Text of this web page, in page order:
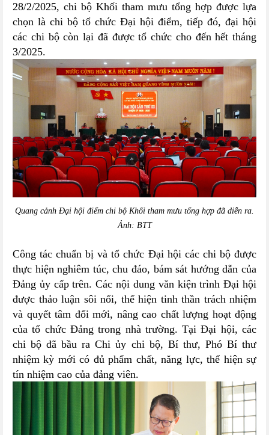
28/2/2025, chi bộ Khối tham mưu tổng hợp được lựa
chọn là chi bộ tổ chức Đại hội điểm, tiếp đó, đại hội
các chi bộ còn lại đã được tổ chức cho đến hết tháng
3/2025.
Quang cảnh Đại hội điểm chi bộ Khối tham mưu tổng hợp đã diễn ra.
Ảnh: BTT
Công tác chuẩn bị và tổ chức Đại hội các chi bộ được
thực hiện nghiêm túc, chu đáo, bám sát hướng dẫn của
Đảng ủy cấp trên. Các nội dung văn kiện trình Đại hội
được thảo luận sôi nổi, thể hiện tinh thần trách nhiệm
và quyết tâm đổi mới, nâng cao chất lượng hoạt động
của tổ chức Đảng trong nhà trường. Tại Đại hội, các
chi bộ đã bầu ra Chi ủy chi bộ, Bí thư, Phó Bí thư
nhiệm kỳ mới có đủ phẩm chất, năng lực, thể hiện sự
tín nhiệm cao của đảng viên.